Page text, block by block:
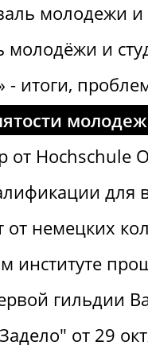
молодежи
и
итоги,
от Hochschule
для
немецких
институте
гильдии
от 29